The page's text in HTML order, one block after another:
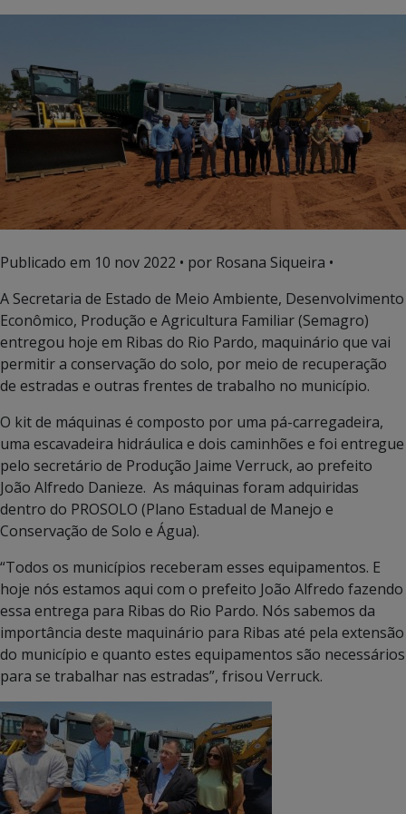
Publicado em 10 nov 2022 • por Rosana Siqueira •
A Secretaria de Estado de Meio Ambiente, Desenvolvimento
Econômico, Produção e Agricultura Familiar (Semagro)
entregou hoje em Ribas do Rio Pardo, maquinário que vai
permitir a conservação do solo, por meio de recuperação
de estradas e outras frentes de trabalho no município.
O kit de máquinas é composto por uma pá-carregadeira,
uma escavadeira hidráulica e dois caminhões e foi entregue
pelo secretário de Produção Jaime Verruck, ao prefeito
João Alfredo Danieze. As máquinas foram adquiridas
dentro do PROSOLO (Plano Estadual de Manejo e
Conservação de Solo e Água).
“Todos os municípios receberam esses equipamentos. E
hoje nós estamos aqui com o prefeito João Alfredo fazendo
essa entrega para Ribas do Rio Pardo. Nós sabemos da
importância deste maquinário para Ribas até pela extensão
do município e quanto estes equipamentos são necessários
para se trabalhar nas estradas”, frisou Verruck.